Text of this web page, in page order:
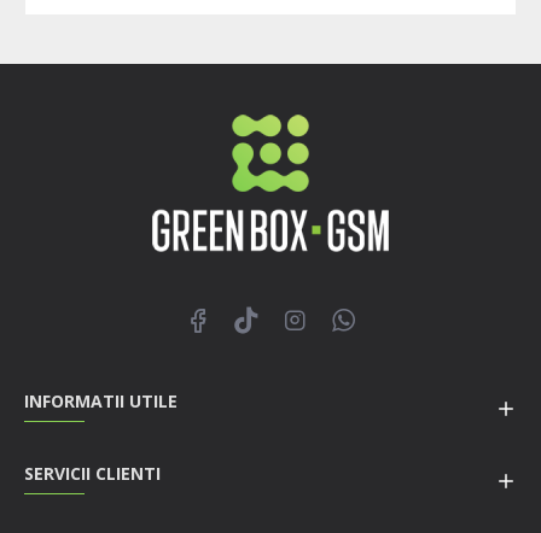
INFORMATII UTILE
SERVICII CLIENTI